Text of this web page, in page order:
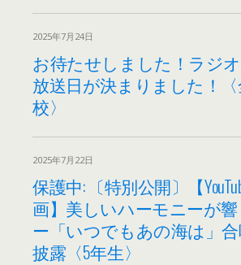
2025年7月24日
お待たせしました！ラジ
放送日が決まりました！
校〉
2025年7月22日
保護中: 〔特別公開〕【
画】美しいハーモニーが響
ー「いつでもあの海は」
披露〈5年生〉